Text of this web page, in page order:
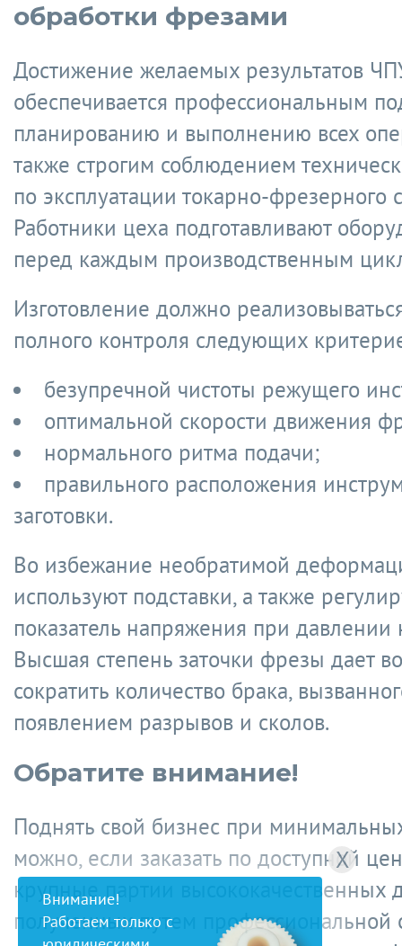
обработки фрезами
Достижение желаемых результатов
обеспечивается профессиональным
планированию и выполнению всех
также строгим соблюдением
по эксплуатации токарно-фрезерного
Работники цеха подготавливают
перед каждым производственным
Изготовление должно
полного контроля следующих
безупречной чистоты режущего
оптимальной скорости движения
нормального ритма подачи;
правильного расположения
заготовки.
Во избежание необратимой
используют подставки, а также
показатель напряжения при давлении
Высшая степень заточки фрезы дает
сократить количество брака,
появлением разрывов и сколов.
Обратите внимание!
Поднять свой бизнес при
можно, если заказать по доступной
крупные партии высококачественных
полученных путем профессиональной
X
Внимание!
Работаем только с